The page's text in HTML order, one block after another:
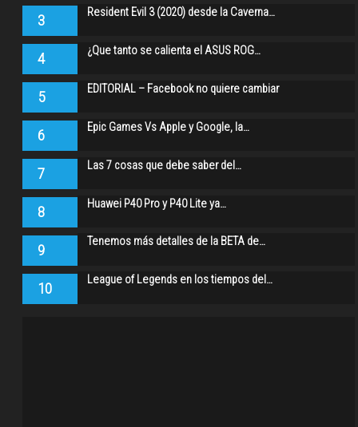
3 Resident Evil 3 (2020) desde la Caverna…
4 ¿Que tanto se calienta el ASUS ROG…
5 EDITORIAL – Facebook no quiere cambiar
6 Epic Games Vs Apple y Google, la…
7 Las 7 cosas que debe saber del…
8 Huawei P40 Pro y P40 Lite ya…
9 Tenemos más detalles de la BETA de…
10 League of Legends en los tiempos del…